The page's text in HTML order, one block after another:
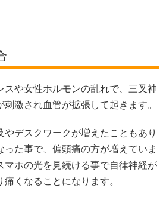
スや女性ホルモンの乱れで、三叉神
激され血管が拡張して起きます。
やデスクワークが増えたこともあり
った事で、偏頭痛の方が増えていま
マホの光を見続ける事で自律神経が
くなることになります。